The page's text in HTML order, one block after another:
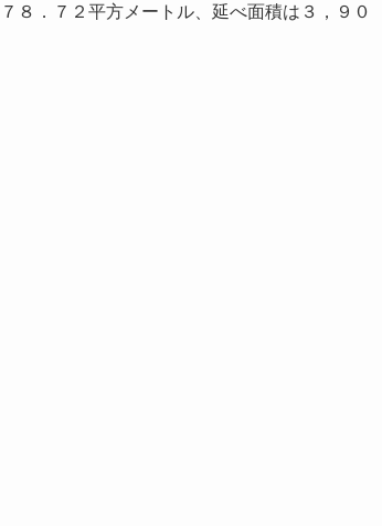
８．７２平方メートル、延べ面積は３，９０